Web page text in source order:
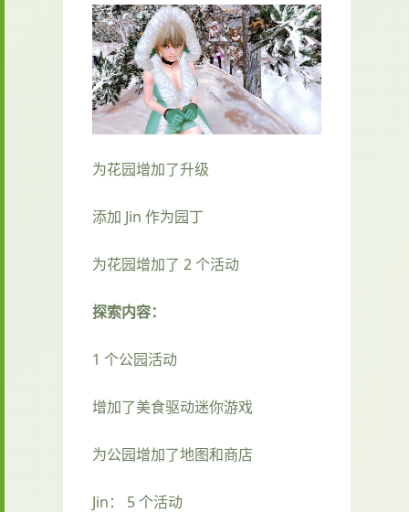
为花园增加了升级
添加 Jin 作为园丁
为花园增加了 2 个活动
探索内容：
1 个公园活动
增加了美食驱动迷你游戏
为公园增加了地图和商店
Jin： 5 个活动